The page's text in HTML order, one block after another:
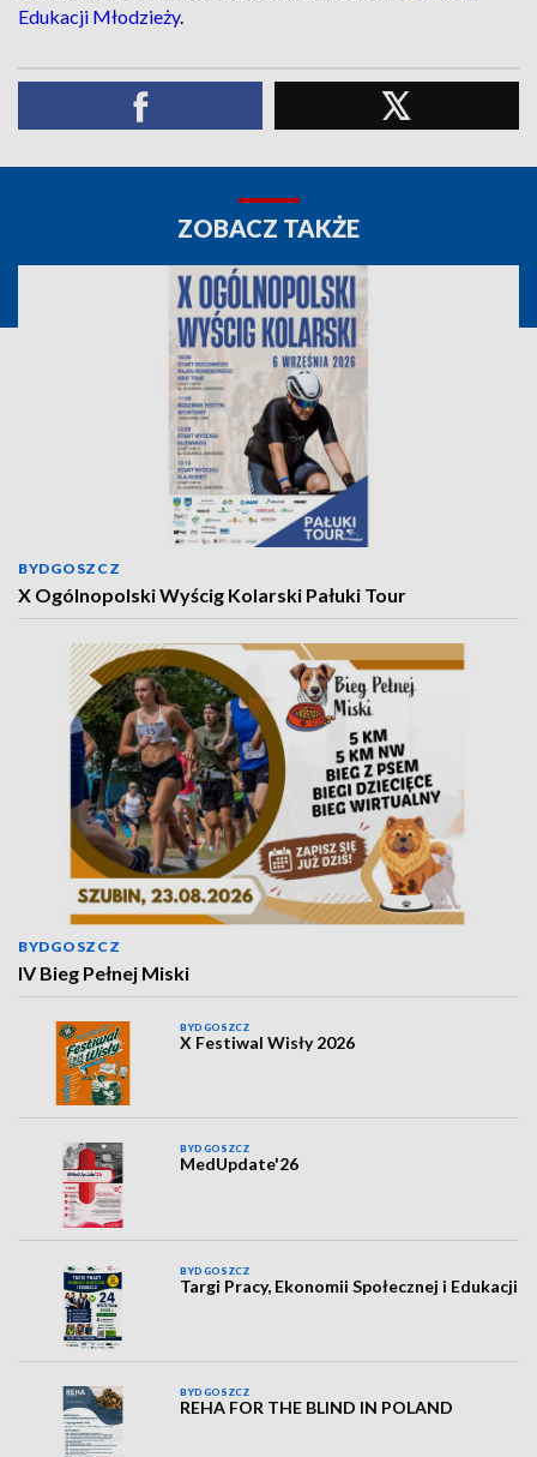
Edukacji Młodzieży.
ZOBACZ TAKŻE
BYDGOSZCZ
X Ogólnopolski Wyścig Kolarski Pałuki Tour
BYDGOSZCZ
IV Bieg Pełnej Miski
BYDGOSZCZ
X Festiwal Wisły 2026
BYDGOSZCZ
MedUpdate'26
BYDGOSZCZ
Targi Pracy, Ekonomii Społecznej i Edukacji
BYDGOSZCZ
REHA FOR THE BLIND IN POLAND